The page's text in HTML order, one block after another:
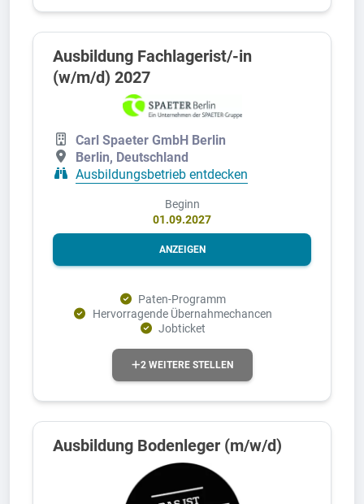
Ausbildung Fachlagerist/-in
(w/m/d) 2027
Carl Spaeter GmbH Berlin
Berlin, Deutschland
Ausbildungsbetrieb entdecken
Beginn
01.09.2027
ANZEIGEN
Paten-Programm
Hervorragende Übernahmechancen
Jobticket
2 WEITERE STELLEN
Ausbildung Bodenleger (m/w/d)